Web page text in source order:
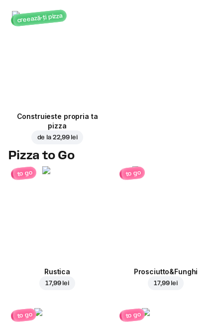
creează-ți pizza
Construieste propria ta
pizza
de la 22,99 lei
Pizza to Go
to go
Rustica
17,99 lei
to go
Prosciutto&Funghi
17,99 lei
to go to go